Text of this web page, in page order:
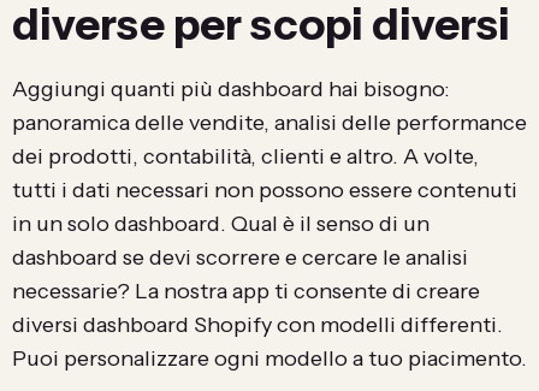
diverse per scopi diversi
Aggiungi quanti più dashboard hai bisogno:
panoramica delle vendite, analisi delle performance
dei prodotti, contabilità, clienti e altro. A volte,
tutti i dati necessari non possono essere contenuti
in un solo dashboard. Qual è il senso di un
dashboard se devi scorrere e cercare le analisi
necessarie? La nostra app ti consente di creare
diversi dashboard Shopify con modelli differenti.
Puoi personalizzare ogni modello a tuo piacimento.